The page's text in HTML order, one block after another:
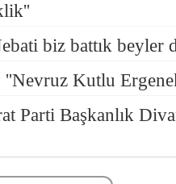
biz battık beyler
''Nevruz Kutlu
Parti Başkanlık